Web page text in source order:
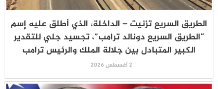
الطريق السريع تزنيت – الداخلة، الذي أطلق عليه إسم
“الطريق السريع دونالد ترامب”، تجسيد جلي للتقدير
الكبير المتبادل بين جلالة الملك والرئيس ترامب
2 أغسطس 2026